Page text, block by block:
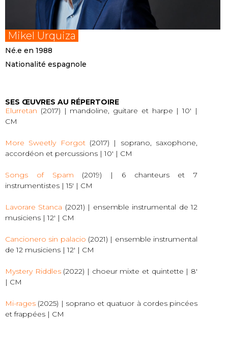
Mikel Urquiza
Né.e en 1988
Nationalité espagnole
SES ŒUVRES AU RÉPERTOIRE
Elurretan (2017) | mandoline, guitare et harpe | 10′ |
CM
More Sweetly Forgot(2017) | soprano, saxophone,
accordéon et percussions | 10′ | CM
Songs of Spam (2019) | 6 chanteurs et 7
instrumentistes | 15′ | CM
Lavorare Stanca (2021) | ensemble instrumental de 12
musiciens | 12′ | CM
Cancionero sin palacio (2021) | ensemble instrumental
de 12 musiciens | 12′ | CM
Mystery Riddles(2022) | choeur mixte et quintette | 8′
| CM
Mi-rages (2025) | soprano et quatuor à cordes pincées
et frappées | CM